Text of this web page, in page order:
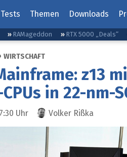
Tests Themen Downloads
RAMageddon RTX 5000 „Deals“
WIRTSCHAFT
z13
in 22-nm-
Uhr Volker Rißka